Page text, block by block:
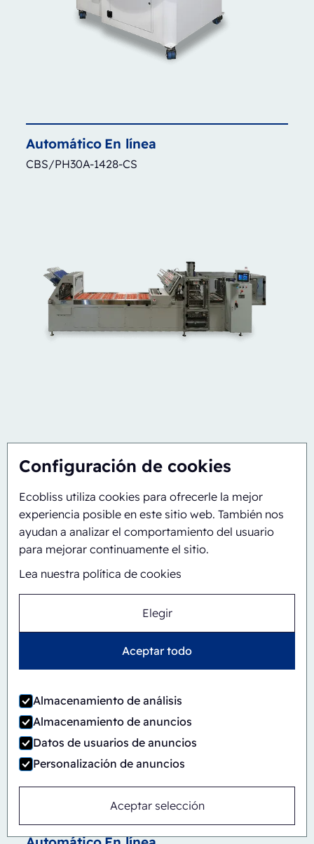
Configuración de cookies
Ecobliss utiliza cookies para ofrecerle la mejor
experiencia posible en este sitio web. También nos
ayudan a analizar el comportamiento del usuario
para mejorar continuamente el sitio.
Lea nuestra política de cookies
Elegir
Aceptar todo
Almacenamiento de análisis
Almacenamiento de anuncios
Datos de usuarios de anuncios
Personalización de anuncios
Aceptar selección
Automático En línea
CBS/PH30A-1428-CS
SemiautomáticoGiratorio
ERB/PH4-1418-CS